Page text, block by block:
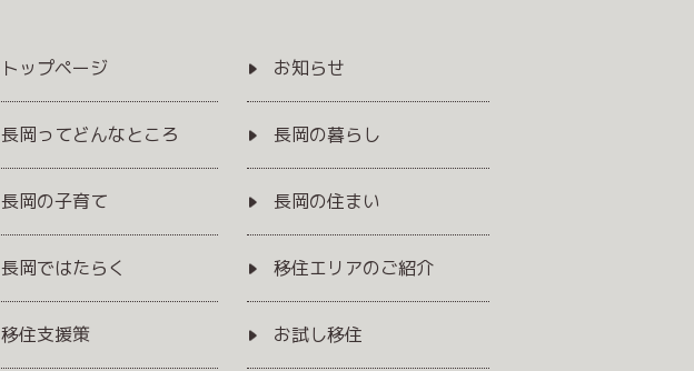
トップページ
長岡ってどんなところ
長岡の子育て
長岡ではたらく
移住支援策
お知らせ
長岡の暮らし
長岡の住まい
移住エリアのご紹介
お試し移住